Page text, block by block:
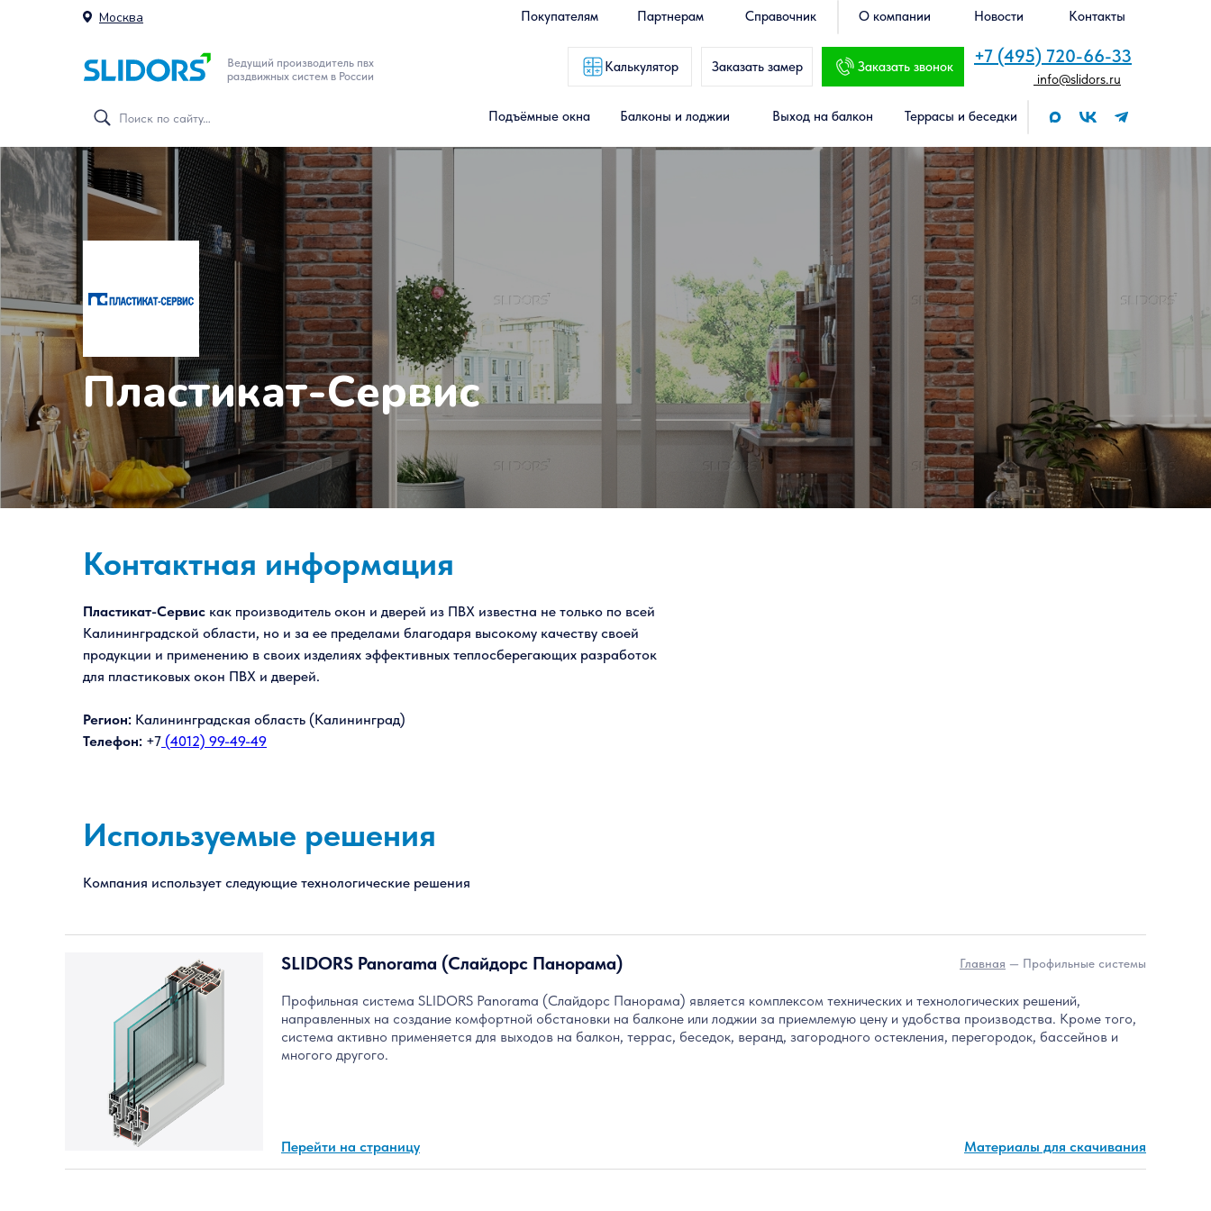
Москва
Калькулятор Заказать замер Заказать звонок +7 (495) 720-66-33
Покупателям Партнерам Справочник
Террасы и беседки
Выход на балкон
Балконы и лоджии
Подъёмные окна
О компании Новости Контакты
Ведущий производитель пвх
раздвижных систем в России
info@slidors.ru
Пластикат-Сервис
Контактная информация
Пластикат-Сервис как производитель окон и дверей из ПВХ известна не только по всей
Калининградской области, но и за ее пределами благодаря высокому качеству своей
продукции и применению в своих изделиях эффективных теплосберегающих разработок
для пластиковых окон ПВХ и дверей.
Регион: Калининградская область (Калининград)
Телефон: +7 (4012) 99-49-49
Используемые решения
Компания использует следующие технологические решения
SLIDORS Panorama (Слайдорс Панорама)
Профильная система SLIDORS Panorama (Слайдорс Панорама) является комплексом технических и технологических решений,
направленных на создание комфортной обстановки на балконе или лоджии за приемлемую цену и удобства производства. Кроме того,
система активно применяется для выходов на балкон, террас, беседок, веранд, загородного остекления, перегородок, бассейнов и
многого другого.
Перейти на страницу Материалы для скачивания
Главная — Профильные системы